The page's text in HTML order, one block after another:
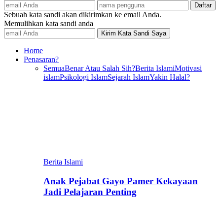
Sebuah kata sandi akan dikirimkan ke email Anda.
Memulihkan kata sandi anda
Home
Penasaran?
SemuaBenar Atau Salah Sih?Berita IslamiMotivasi
islamPsikologi IslamSejarah IslamYakin Halal?
Berita Islami
Anak Pejabat Gayo Pamer Kekayaan
Jadi Pelajaran Penting